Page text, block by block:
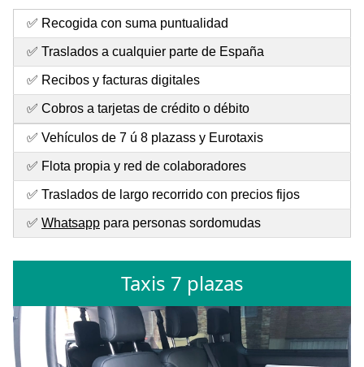
✅ Recogida con suma puntualidad
✅ Traslados a cualquier parte de España
✅ Recibos y facturas digitales
✅ Cobros a tarjetas de crédito o débito
✅ Vehículos de 7 ú 8 plazass y Eurotaxis
✅ Flota propia y red de colaboradores
✅ Traslados de largo recorrido con precios fijos
✅ Whatsapp para personas sordomudas
Taxis 7 plazas